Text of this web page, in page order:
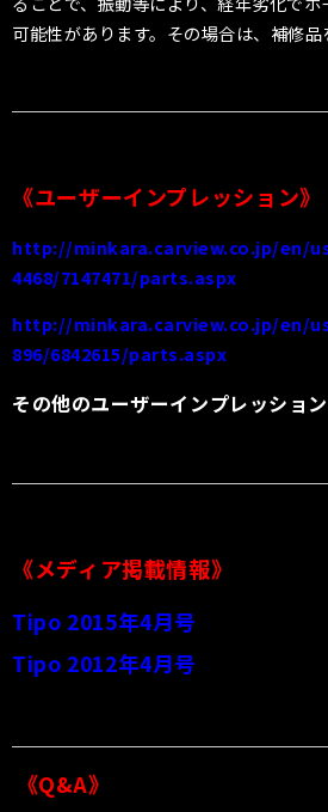
可能性があります。その場合は、補修品
《ユーザーインプレッション》
http://minkara.carview.co.jp/en/
4468/7147471/parts.aspx
http://minkara.carview.co.jp/en/
896/6842615/parts.aspx
その他のユーザーインプレッショ
《メディア掲載情報》
Tipo 2015年4月号
Tipo 2012年4月号
《Q&A》